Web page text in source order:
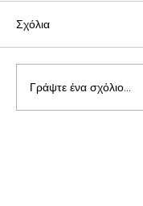
Σχόλια
Γράψτε ένα σχόλιο...